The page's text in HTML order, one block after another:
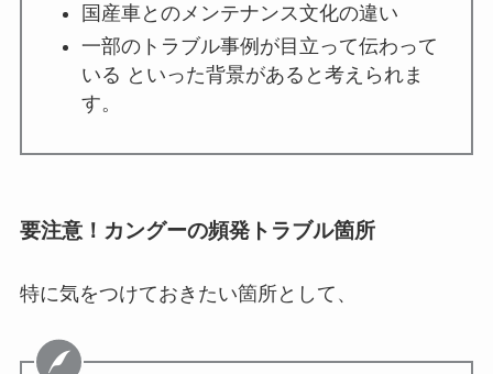
国産車とのメンテナンス文化の違い
一部のトラブル事例が目立って伝わって
いる といった背景があると考えられま
す。
要注意！カングーの頻発トラブル箇所
特に気をつけておきたい箇所として、